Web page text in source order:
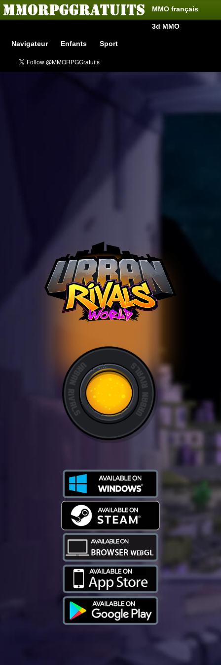
MMO français
3d MMO
Navigateur Enfants Sport